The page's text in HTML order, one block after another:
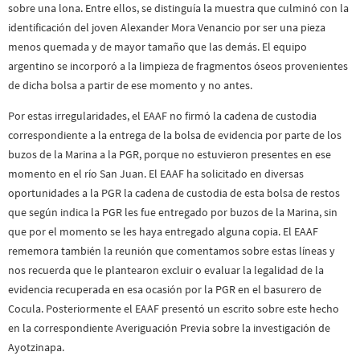
sobre una lona. Entre ellos, se distinguía la muestra que culminó con la
identificación del joven Alexander Mora Venancio por ser una pieza
menos quemada y de mayor tamaño que las demás. El equipo
argentino se incorporó a la limpieza de fragmentos óseos provenientes
de dicha bolsa a partir de ese momento y no antes.
Por estas irregularidades, el EAAF no firmó la cadena de custodia
correspondiente a la entrega de la bolsa de evidencia por parte de los
buzos de la Marina a la PGR, porque no estuvieron presentes en ese
momento en el río San Juan. El EAAF ha solicitado en diversas
oportunidades a la PGR la cadena de custodia de esta bolsa de restos
que según indica la PGR les fue entregado por buzos de la Marina, sin
que por el momento se les haya entregado alguna copia. El EAAF
rememora también la reunión que comentamos sobre estas líneas y
nos recuerda que le plantearon excluir o evaluar la legalidad de la
evidencia recuperada en esa ocasión por la PGR en el basurero de
Cocula. Posteriormente el EAAF presentó un escrito sobre este hecho
en la correspondiente Averiguación Previa sobre la investigación de
Ayotzinapa.